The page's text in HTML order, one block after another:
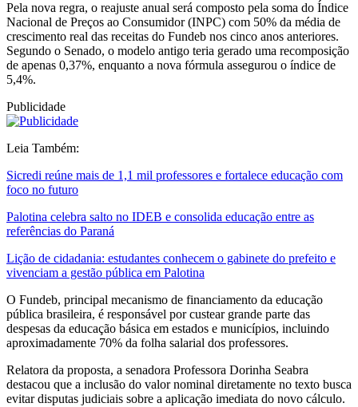
Pela nova regra, o reajuste anual será composto pela soma do Índice
Nacional de Preços ao Consumidor (INPC) com 50% da média de
crescimento real das receitas do Fundeb nos cinco anos anteriores.
Segundo o Senado, o modelo antigo teria gerado uma recomposição
de apenas 0,37%, enquanto a nova fórmula assegurou o índice de
5,4%.
Publicidade
Leia Também:
Sicredi reúne mais de 1,1 mil professores e fortalece educação com
foco no futuro
Palotina celebra salto no IDEB e consolida educação entre as
referências do Paraná
Lição de cidadania: estudantes conhecem o gabinete do prefeito e
vivenciam a gestão pública em Palotina
O Fundeb, principal mecanismo de financiamento da educação
pública brasileira, é responsável por custear grande parte das
despesas da educação básica em estados e municípios, incluindo
aproximadamente 70% da folha salarial dos professores.
Relatora da proposta, a senadora Professora Dorinha Seabra
destacou que a inclusão do valor nominal diretamente no texto busca
evitar disputas judiciais sobre a aplicação imediata do novo cálculo.